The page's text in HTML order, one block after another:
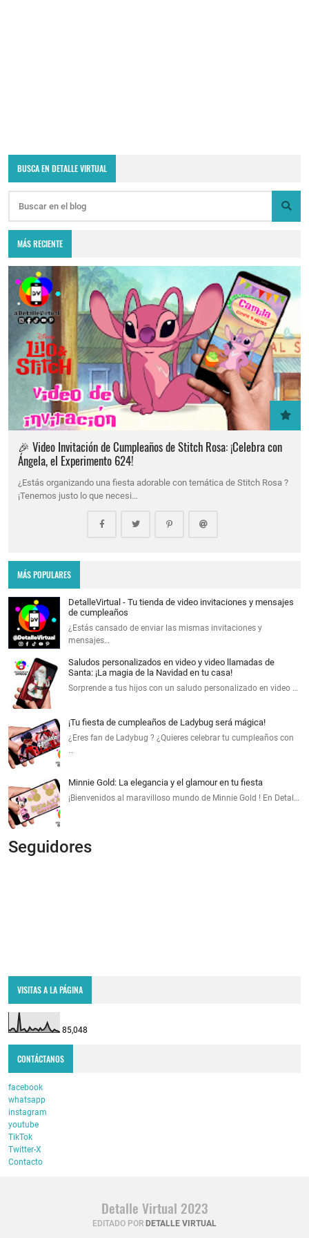
BUSCA EN DETALLE VIRTUAL
MÁS RECIENTE
🎉 Video Invitación de Cumpleaños de Stitch Rosa: ¡Celebra con
Ángela, el Experimento 624!
¿Estás organizando una fiesta adorable con temática de Stitch Rosa ?
¡Tenemos justo lo que necesi…
MÁS POPULARES
DetalleVirtual - Tu tienda de video invitaciones y mensajes
de cumpleaños
¿Estás cansado de enviar las mismas invitaciones y
mensajes…
Saludos personalizados en video y video llamadas de
Santa: ¡La magia de la Navidad en tu casa!
Sorprende a tus hijos con un saludo personalizado en video …
¡Tu fiesta de cumpleaños de Ladybug será mágica!
¿Eres fan de Ladybug ? ¿Quieres celebrar tu cumpleaños con
…
Minnie Gold: La elegancia y el glamour en tu fiesta
¡Bienvenidos al maravilloso mundo de Minnie Gold ! En Detal…
Seguidores
VISITAS A LA PÁGINA
85,048
CONTÁCTANOS
facebook
whatsapp
instagram
youtube
TikTok
Twitter-X
Contacto
Detalle Virtual 2023
EDITADO POR DETALLE VIRTUAL